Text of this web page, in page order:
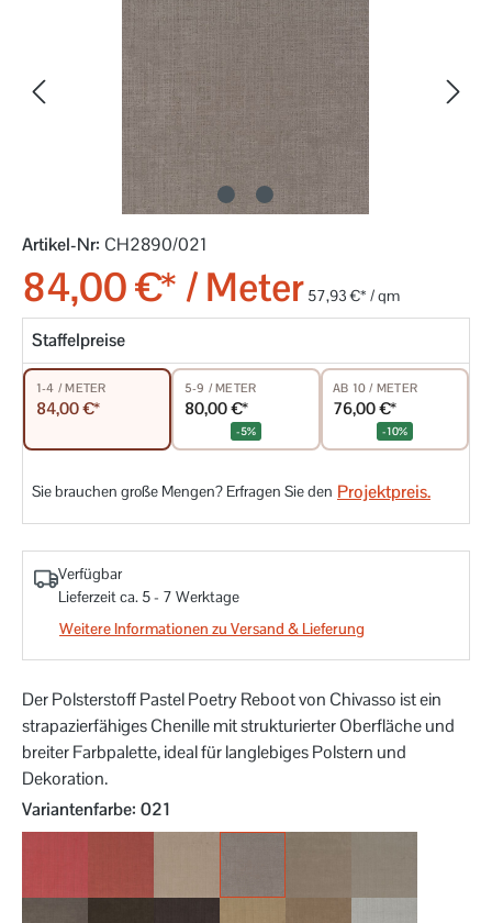
Artikel-Nr: CH2890/021
84,00 €* / Meter 57,93 €* / qm
Staffelpreise
1-4 / METER
84,00 €*
5-9 / METER
80,00 €*
-5%
AB 10 / METER
76,00 €*
-10%
Sie brauchen große Mengen? Erfragen Sie den Projektpreis.
Verfügbar
Lieferzeit ca. 5 - 7 Werktage
Weitere Informationen zu Versand & Lieferung
Der Polsterstoff Pastel Poetry Reboot von Chivasso ist ein
strapazierfähiges Chenille mit strukturierter Oberfläche und
breiter Farbpalette, ideal für langlebiges Polstern und
Dekoration.
Variantenfarbeauswählen
: 021